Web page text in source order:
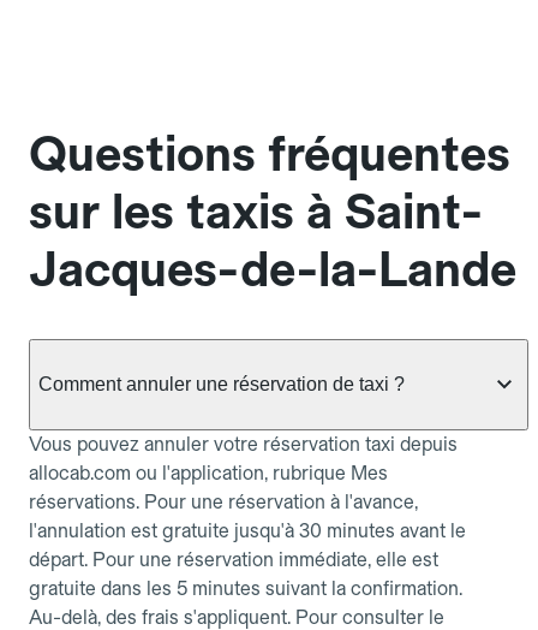
Questions fréquentes
sur les taxis à Saint-
Jacques-de-la-Lande
Comment annuler une réservation de taxi ?
Vous pouvez annuler votre réservation taxi depuis
allocab.com ou l'application, rubrique Mes
réservations. Pour une réservation à l'avance,
l'annulation est gratuite jusqu'à 30 minutes avant le
départ. Pour une réservation immédiate, elle est
gratuite dans les 5 minutes suivant la confirmation.
Au-delà, des frais s'appliquent. Pour consulter le